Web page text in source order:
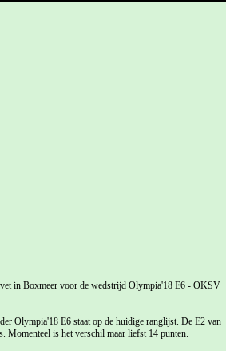
in Boxmeer voor de wedstrijd Olympia'18 E6 - OKSV
Olympia'18 E6 staat op de huidige ranglijst. De E2 van
Momenteel is het verschil maar liefst 14 punten.